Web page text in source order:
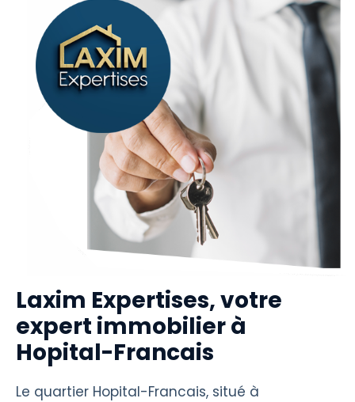
Laxim Expertises, votre
expert immobilier à
Hopital-Francais
Le quartier Hopital-Francais, situé à